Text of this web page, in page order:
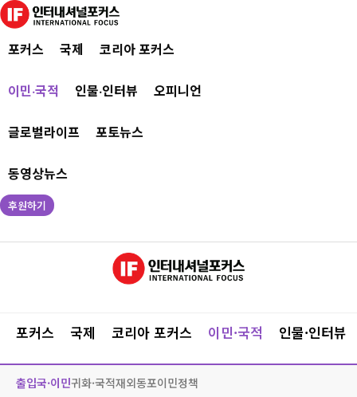
포커스 국제 코리아 포커스
이민·국적 인물·인터뷰 오피니언
글로벌라이프 포토뉴스
동영상뉴스
후원하기
포커스 국제 코리아 포커스 이민·국적 인물·인터뷰
출입국·이민귀화·국적재외동포이민정책